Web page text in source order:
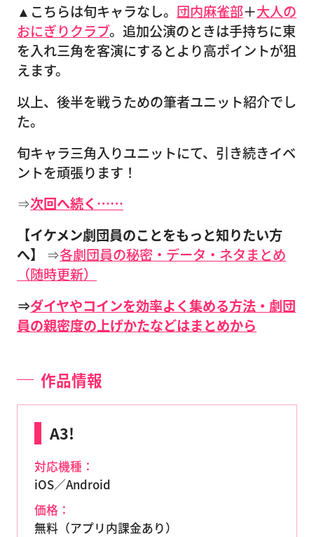
▲こちらは旬キャラなし。 団内麻雀部＋大人の
おにぎりクラブ。追加公演のときは手持ちに東
を入れ三角を客演にするとより高ポイントが狙
えます。
以上、後半を戦うための筆者ユニット紹介でし
た。
旬キャラ三角入りユニットにて、引き続きイベ
ントを頑張ります！
⇒次回へ続く……
【イケメン劇団員のことをもっと知りたい方
へ】
⇒各劇団員の秘密・データ・ネタまとめ
（随時更新）
⇒ダイヤやコインを効率よく集める方法・劇団
員の親密度の上げかたなどはまとめから
作品情報
A3!
対応機種：
iOS／Android
価格：
無料（アプリ内課金あり）